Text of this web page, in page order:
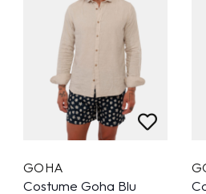
GOHA
Costume Goha Blu